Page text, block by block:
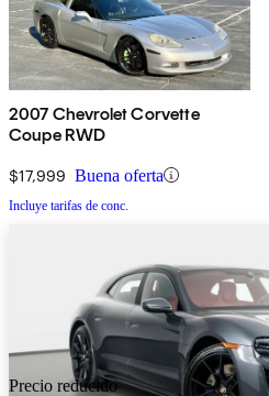
2007 Chevrolet Corvette
Coupe RWD
$17,999 Buena oferta
Incluye tarifas de conc.
Precio reducido